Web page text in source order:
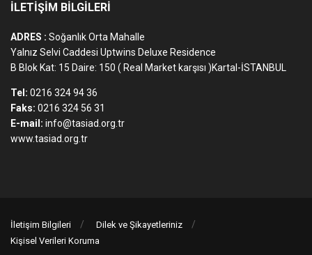
İLETİŞİM BİLGİLERİ
ADRES : Soğanlık Orta Mahalle
Yalnız Selvi Caddesi Uptwins Deluxe Residence
B Blok Kat: 15 Daire: 150 ( Real Market karşısı )Kartal-İSTANBUL
Tel: 0216 324 94 36
Faks: 0216 324 56 31
E-mail: info@tasiad.org.tr
www.tasiad.org.tr
İletişim Bilgileri
Dilek ve Şikayetleriniz
Kişisel Verileri Koruma